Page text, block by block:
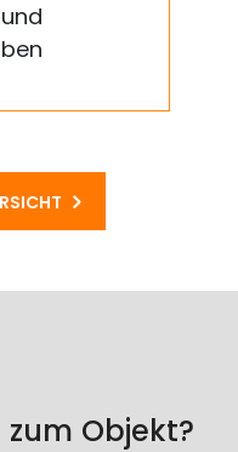
zum Objekt?